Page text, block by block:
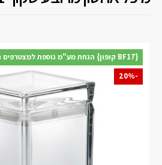
{BF17 קופון} הנחת מע"מ נוספת למצטרפים חדשים
-20%